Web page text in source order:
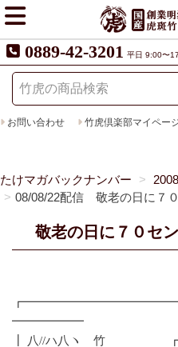
0889-42-3201 平日 9:00〜
お問い合わせ 竹虎倶楽部マイペー
たけマガバックナンバー
08/08/22配信 敬老の日に７
敬老の日に７０セ
━━━━━━
┃ 八//ハ八ヽ 竹